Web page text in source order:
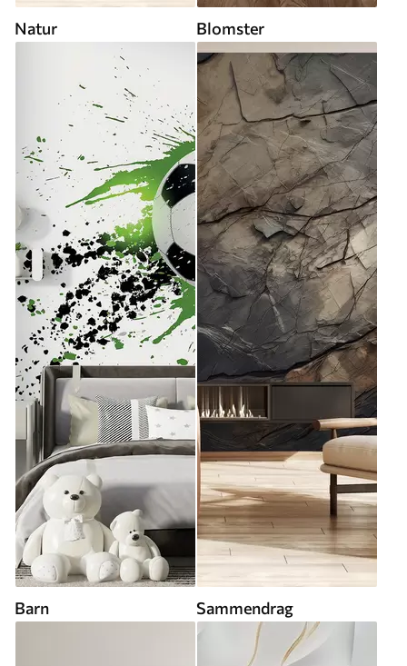
Natur Blomster
Barn Sammendrag